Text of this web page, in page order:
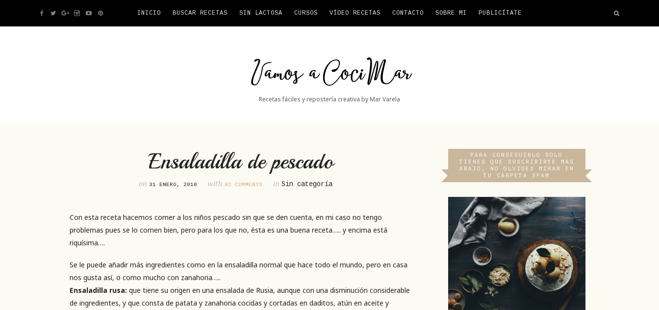
INICIO BUSCAR RECETAS SIN LACTOSA CURSOS VÍDEO RECETAS CONTACTO SOBRE MI PUBLICÍTATE
Vamos
CociMar
Recetas fáciles y repostería creativa by Mar Varela
Ensaladilla de pescado
on31 ENERO, 2010 with 82 COMMENTS inSin categoría
Con esta receta hacemos comer a los niños pescado sin que se den cuenta, en mi caso no tengo
problemas pues se lo comen bien, pero para los que no, ésta es una buena receta….. y encima está
riquísima….
Se le puede añadir más ingredientes como en la ensaladilla normal que hace todo el mundo, pero en casa
nos gusta así, o como mucho con zanahoria…..
Ensaladilla rusa: que tiene su origen en una ensalada de Rusia, aunque con una disminución considerable
de ingredientes, y que consta de patata y zanahoria cocidas y cortadas en daditos, atún en aceite y
PARA CONSEGUIRLO SOLO
TIENES QUE SUSCRIBIRTE MÁS
ABAJO, NO OLVIDES MIRAR EN
TU CARPETA SPAM